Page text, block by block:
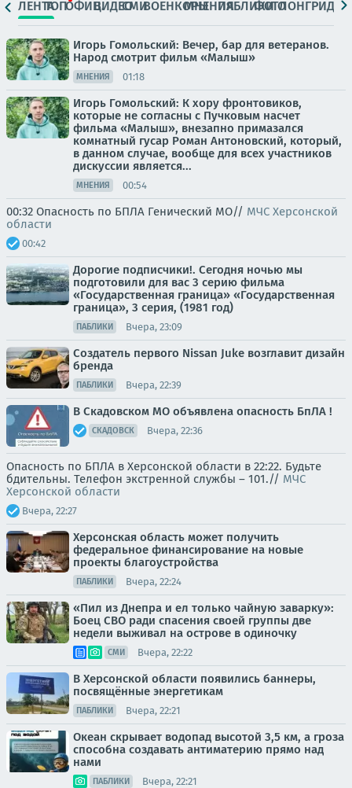
ЛЕНТАТОПОФИЦ.ВИДЕОСМИВОЕНКОРЫМНЕНИЯПАБЛИКИ
ФОТОЛОНГРИДЫ
Игорь Гомольский: Вечер, бар для ветеранов.
Народ смотрит фильм «Малыш»
МНЕНИЯ 01:18
Игорь Гомольский: К хору фронтовиков,
которые не согласны с Пучковым насчет
фильма «Малыш», внезапно примазался
комнатный гусар Роман Антоновский, который,
в данном случае, вообще для всех участников
дискуссии является...
МНЕНИЯ 00:54
00:32 Опасность по БПЛА Генический МО// МЧС Херсонской
области
00:42
Дорогие подписчики!. Сегодня ночью мы
подготовили для вас 3 серию фильма
«Государственная граница» «Государственная
граница», 3 серия, (1981 год)
ПАБЛИКИ Вчера, 23:09
Создатель первого Nissan Juke возглавит дизайн
бренда
ПАБЛИКИ Вчера, 22:39
В Скадовском МО объявлена опасность БпЛА !
СКАДОВСК Вчера, 22:36
Опасность по БПЛА в Херсонской области в 22:22. Будьте
бдительны. Телефон экстренной службы – 101.// МЧС
Херсонской области
Вчера, 22:27
Херсонская область может получить
федеральное финансирование на новые
проекты благоустройства
ПАБЛИКИ Вчера, 22:24
«Пил из Днепра и ел только чайную заварку»:
Боец СВО ради спасения своей группы две
недели выживал на острове в одиночку
СМИ Вчера, 22:22
В Херсонской области появились баннеры,
посвящённые энергетикам
ПАБЛИКИ Вчера, 22:21
Океан скрывает водопад высотой 3,5 км, а гроза
способна создавать антиматерию прямо над
нами
ПАБЛИКИ Вчера, 22:21